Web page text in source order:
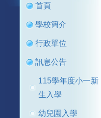
首頁
學校簡介
行政單位
訊息公告
115學年度小一新
生入學
幼兒園入學